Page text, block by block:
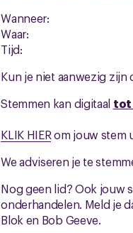
Waar:
Kun je niet aanwezig
Stemmen kan digitaal tot
KLIK HIERom jouw stem
We adviseren je te
Nog geen lid? Ook jouw
onderhandelen. Meld je
Blok en Bob Geeve.